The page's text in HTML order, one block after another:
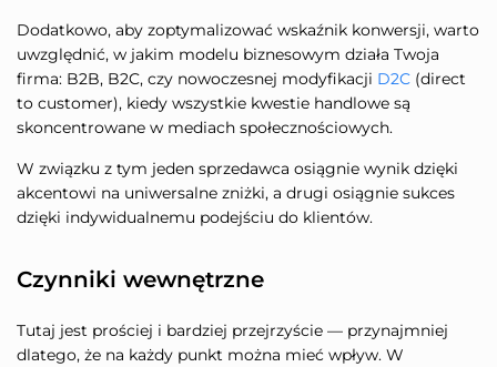
Dodatkowo, aby zoptymalizować wskaźnik konwersji, warto
uwzględnić, w jakim modelu biznesowym działa Twoja
firma: B2B, B2C, czy nowoczesnej modyfikacji D2C (direct
to customer), kiedy wszystkie kwestie handlowe są
skoncentrowane w mediach społecznościowych.
W związku z tym jeden sprzedawca osiągnie wynik dzięki
akcentowi na uniwersalne zniżki, a drugi osiągnie sukces
dzięki indywidualnemu podejściu do klientów.
Czynniki wewnętrzne
Tutaj jest prościej i bardziej przejrzyście — przynajmniej
dlatego, że na każdy punkt można mieć wpływ. W